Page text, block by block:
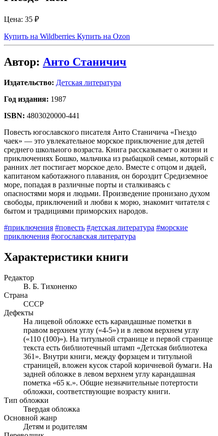
Цена: 35 ₽
Купить на Wildberries Купить на Ozon
Автор: Анто Станичич
Издательство: Детская литература
Год издания: 1987
ISBN: 4803020000-441
Повесть югославского писателя Анто Станичича «Гнездо
чаек» — это увлекательное морское приключение для детей
среднего школьного возраста. Книга рассказывает о жизни и
приключениях Бошко, мальчика из рыбацкой семьи, который с
ранних лет постигает морское дело. Вместе с отцом и дядей,
капитаном каботажного плавания, он бороздит Средиземное
море, попадая в различные порты и сталкиваясь с
опасностями моря и людьми. Произведение пронизано духом
свободы, приключений и любви к морю, знакомит читателя с
бытом и традициями приморских народов.
#приключения #повесть #детская литература #морские
приключения #югославская литература
Характеристики книги
Редактор
В. Б. Тихоненко
Страна
СССР
Дефекты
На лицевой обложке есть карандашные пометки в
правом верхнем углу («4-5») и в левом верхнем углу
(«110 (100)»). На титульной странице и первой странице
текста есть библиотечный штамп «Детская библиотека
361». Внутри книги, между форзацем и титульной
страницей, вложен кусок старой коричневой бумаги. На
задней обложке в левом верхнем углу карандашная
пометка «65 к.». Общие незначительные потертости
обложки, соответствующие возрасту книги.
Тип обложки
Твердая обложка
Основной жанр
Детям и родителям